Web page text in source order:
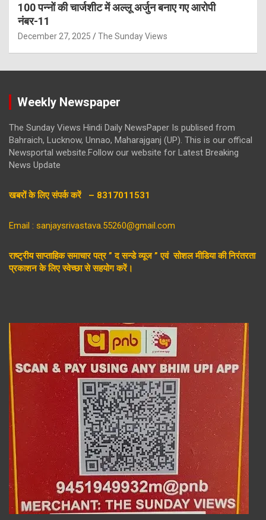
100 पन्नों की चार्जशीट में अल्लू अर्जुन बनाए गए आरोपी
नंबर-11
December 27, 2025 The Sunday Views
Weekly Newspaper
The Sunday Views Hindi Daily NewsPaper Is publised from
Bahraich, Lucknow, Unnao, Maharajganj (UP). This is our offical
Newsportal website.Follow our website for Latest Breaking
News Update
खबरों के लिए संपर्क करें – 8317011531
Email : sanjaysrivastava.55260@gmail.com
राष्ट्रीय साप्ताहिक समाचार पत्र ” द सन्डे व्यूज ” एवं सोशल मीडिया की निरंतरता
प्रकाशन के लिए स्वेच्छा से सहयोग करें।